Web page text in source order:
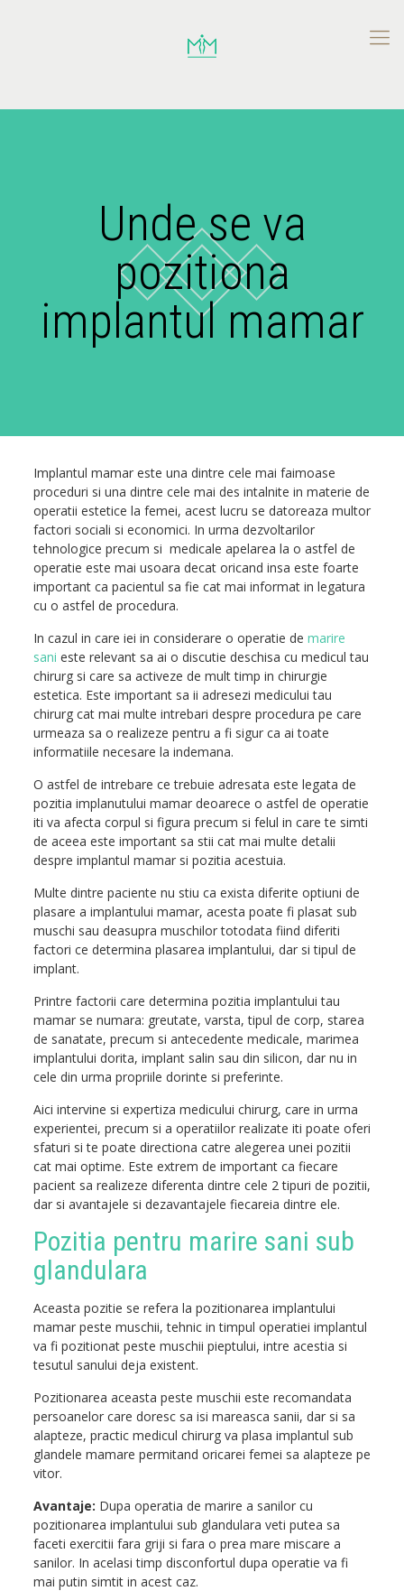
Unde se va
pozitiona
implantul mamar
Implantul mamar este una dintre cele mai faimoase
proceduri si una dintre cele mai des intalnite in materie de
operatii estetice la femei, acest lucru se datoreaza multor
factori sociali si economici. In urma dezvoltarilor
tehnologice precum si medicale apelarea la o astfel de
operatie este mai usoara decat oricand insa este foarte
important ca pacientul sa fie cat mai informat in legatura
cu o astfel de procedura.
In cazul in care iei in considerare o operatie de marire
sani este relevant sa ai o discutie deschisa cu medicul tau
chirurg si care sa activeze de mult timp in chirurgie
estetica. Este important sa ii adresezi medicului tau
chirurg cat mai multe intrebari despre procedura pe care
urmeaza sa o realizeze pentru a fi sigur ca ai toate
informatiile necesare la indemana.
O astfel de intrebare ce trebuie adresata este legata de
pozitia implanutului mamar deoarece o astfel de operatie
iti va afecta corpul si figura precum si felul in care te simti
de aceea este important sa stii cat mai multe detalii
despre implantul mamar si pozitia acestuia.
Multe dintre paciente nu stiu ca exista diferite optiuni de
plasare a implantului mamar, acesta poate fi plasat sub
muschi sau deasupra muschilor totodata fiind diferiti
factori ce determina plasarea implantului, dar si tipul de
implant.
Printre factorii care determina pozitia implantului tau
mamar se numara: greutate, varsta, tipul de corp, starea
de sanatate, precum si antecedente medicale, marimea
implantului dorita, implant salin sau din silicon, dar nu in
cele din urma propriile dorinte si preferinte.
Aici intervine si expertiza medicului chirurg, care in urma
experientei, precum si a operatiilor realizate iti poate oferi
sfaturi si te poate directiona catre alegerea unei pozitii
cat mai optime. Este extrem de important ca fiecare
pacient sa realizeze diferenta dintre cele 2 tipuri de pozitii,
dar si avantajele si dezavantajele fiecareia dintre ele.
Pozitia pentru marire sani sub
glandulara
Aceasta pozitie se refera la pozitionarea implantului
mamar peste muschii, tehnic in timpul operatiei implantul
va fi pozitionat peste muschii pieptului, intre acestia si
tesutul sanului deja existent.
Pozitionarea aceasta peste muschii este recomandata
persoanelor care doresc sa isi mareasca sanii, dar si sa
alapteze, practic medicul chirurg va plasa implantul sub
glandele mamare permitand oricarei femei sa alapteze pe
vitor.
Avantaje: Dupa operatia de marire a sanilor cu
pozitionarea implantului sub glandulara veti putea sa
faceti exercitii fara griji si fara o prea mare miscare a
sanilor. In acelasi timp disconfortul dupa operatie va fi
mai putin simtit in acest caz.